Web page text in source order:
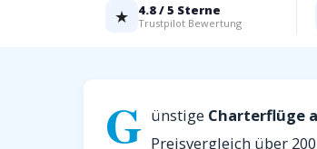
★ 4.8 / 5 Sterne
Trustpilot Bewertung
G ünstige Charterflüge
Preisvergleich über